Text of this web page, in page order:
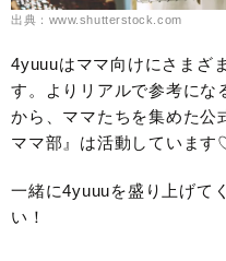
出典：www.shutterstock.com
4yuuuはママ向けにさまざ
す。よりリアルで参考にな
から、ママたちを集めた公
ママ部』は活動しています
一緒に4yuuuを盛り上げて
い！